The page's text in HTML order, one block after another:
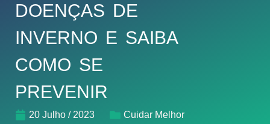
DOENÇAS DE
INVERNO E SAIBA
COMO SE
PREVENIR
20 Julho / 2023 Cuidar Melhor